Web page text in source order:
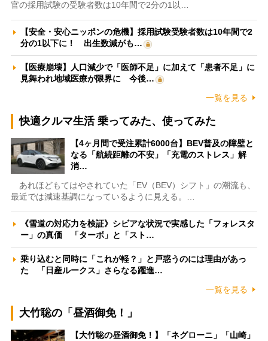
官の採用試験の受験者数は10年間で2分の1以…
【安全・安心ニッポンの危機】採用試験受験者数は10年間で2
分の1以下に！ 出生数減がも…
【医療崩壊】人口減少で「医師不足」に加えて「患者不足」に
見舞われ地域医療が限界に 今後…
一覧を見る
快適クルマ生活 乗ってみた、使ってみた
【4ヶ月間で受注累計6000台】BEV普及の障壁と
なる「航続距離の不安」「充電のストレス」解
消…
あれほどもてはやされていた「EV（BEV）シフト」の潮流も、
最近では減速基調になっているように見える。…
《雪道の対応力を検証》シビアな状況で実感した「フォレスタ
ー」の真価 「ターボ」と「スト…
乗り込むと同時に「これが軽？」と戸惑うのには理由があっ
た 「日産ルークス」さらなる躍進…
一覧を見る
大竹聡の「昼酒御免！」
【大竹聡の昼酒御免！】「ネグローニ」「山崎」